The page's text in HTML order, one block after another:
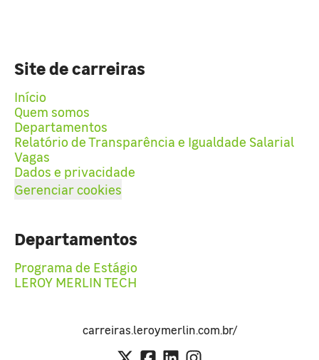
Site de carreiras
Início
Quem somos
Departamentos
Relatório de Transparência e Igualdade Salarial
Vagas
Dados e privacidade
Gerenciar cookies
Departamentos
Programa de Estágio
LEROY MERLIN TECH
carreiras.leroymerlin.com.br/